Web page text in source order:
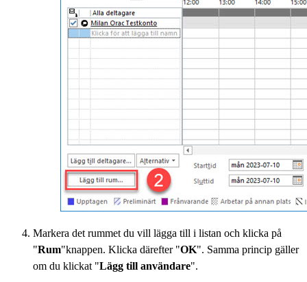
Markera det rummet du vill lägga till i listan och klicka på
"Rum"knappen. Klicka därefter "OK". Samma princip gäller
om du klickat "Lägg till användare".